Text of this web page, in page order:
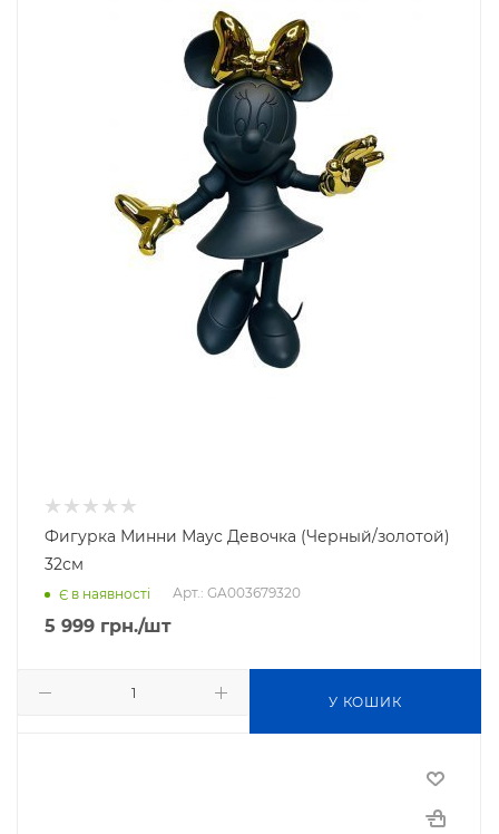
Фигурка Минни Маус Девочка (Черный/золотой)
32см
Є в наявності Арт.: GA003679320
5 999 грн./шт
У КОШИК